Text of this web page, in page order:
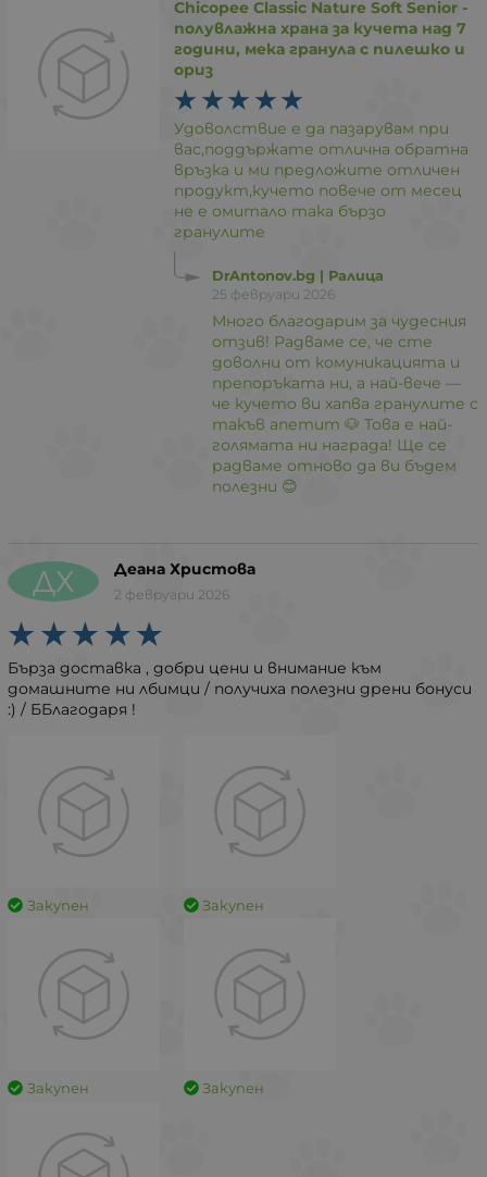
Chicopee Classic Nature Soft Senior -
полувлажна храна за кучета над 7
години, мека гранула с пилешко и
ориз
Удоволствие е да пазарувам при
вас,поддържате отлична обратна
връзка и ми предложите отличен
продукт,кучето повече от месец
не е омитало така бързо
гранулите
DrAntonov.bg | Ралица
25 февруари 2026
Много благодарим за чудесния
отзив! Радваме се, че сте
доволни от комуникацията и
препоръката ни, а най-вече —
че кучето ви хапва гранулите с
такъв апетит 🐶 Това е най-
голямата ни награда! Ще се
радваме отново да ви бъдем
полезни 😊
ДХ Деана Христова
2 февруари 2026
Бърза доставка , добри цени и внимание към
домашните ни лбимци / получиха полезни дрени бонуси
:) / ББлагодаря !
Закупен Закупен
Закупен Закупен